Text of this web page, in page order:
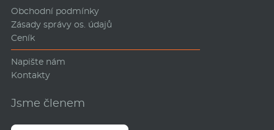
Obchodní podmínky
Zásady správy os. údajů
Ceník
Napište nám
Kontakty
Jsme členem